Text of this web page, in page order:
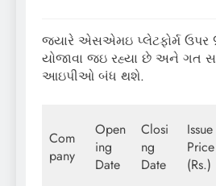
જ્યારે એસએમઇ પ્લેટફોર્મ
યોજાવા જઇ રહ્યા છે અને ગત
આઇપીઓ બંધ થશે.
Com
pany
Open
ing
Date
Closi
ng
Date
Issue
Price
(Rs.)